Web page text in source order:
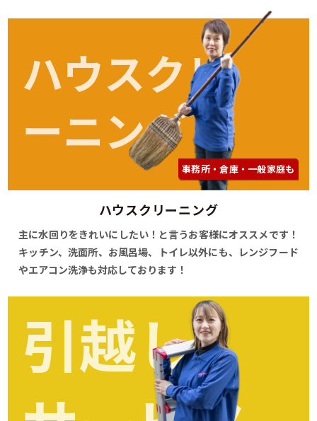
ハウスクリ
ーニング
事務所・倉庫・一般家庭も
ハウスクリーニング
主に水回りをきれいにしたい！と言うお客様にオススメです！
キッチン、洗面所、お風呂場、トイレ以外にも、レンジフード
やエアコン洗浄も対応しております！
引越し